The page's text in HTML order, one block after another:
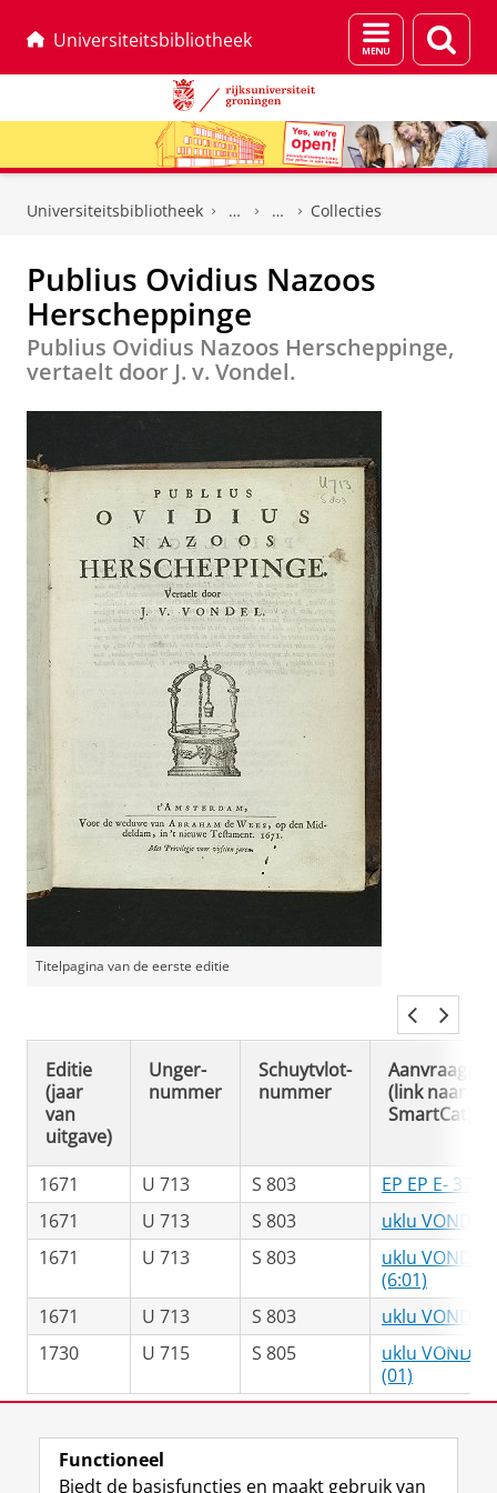
Universiteitsbibliotheek
Menu
en
Universiteitsbibliotheek Collecties
Publius Ovidius Nazoos
Herscheppinge
Publius Ovidius Nazoos Herscheppinge,
vertaelt door J. v. Vondel.
Titelpagina van de eerste editie
Editie
(jaar
van
uitgave)
Unger-
nummer
Schuytvlot-
nummer
(link naar
SmartCat)
1671 U 713 S 803
EP EP E- 37
1671
U 713 S 803
uklu VONDEL
1671
U 713 S 803
uklu VONDEL
(6:01)
1671
U 713 S 803
uklu VONDEL
1730
U 715 S 805
uklu VONDEL
(01)
Laatst gewijzigd: 12 juni 2025 13:39
Functioneel
Biedt de basisfuncties en maakt gebruik van